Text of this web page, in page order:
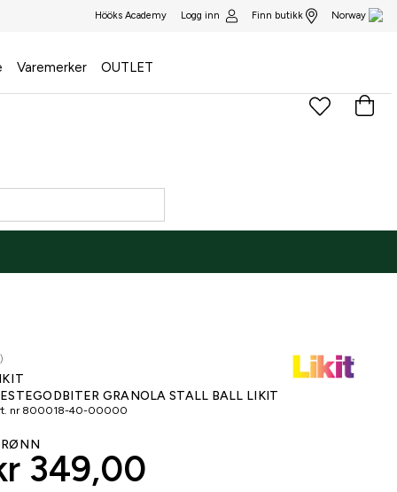
Hööks Academy Logg inn Finn butikk Norway
Varemerker OUTLET
GRANOLA STALL BALL LIKIT
nr 800018-40-00000
349,00